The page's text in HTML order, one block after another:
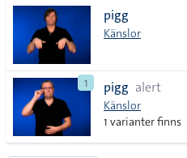
pigg
Känslor
1 pigg alert
Känslor
1 varianter finns